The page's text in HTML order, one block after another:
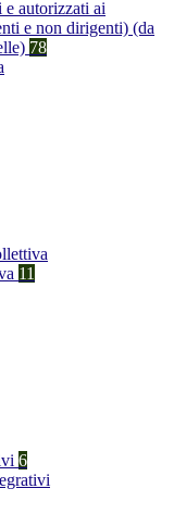
autorizzati ai
e non dirigenti) (da
78
11
6